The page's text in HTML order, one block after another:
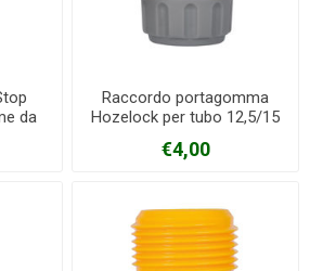
da
Raccordo portagomma
Hozelock per tubo 12,5/15
€4,00